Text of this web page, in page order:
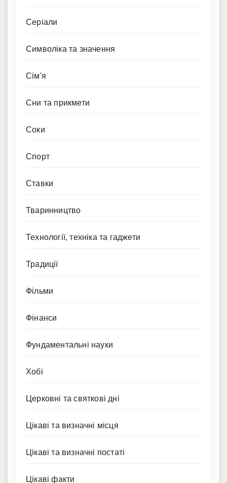
Серіали
Символіка та значення
Сім'я
Сни та прикмети
Соки
Спорт
Ставки
Тваринництво
Технології, техніка та гаджети
Традиції
Фільми
Фінанси
Фундаментальні науки
Хобі
Церковні та святкові дні
Цікаві та визначні місця
Цікаві та визначні постаті
Цікаві факти